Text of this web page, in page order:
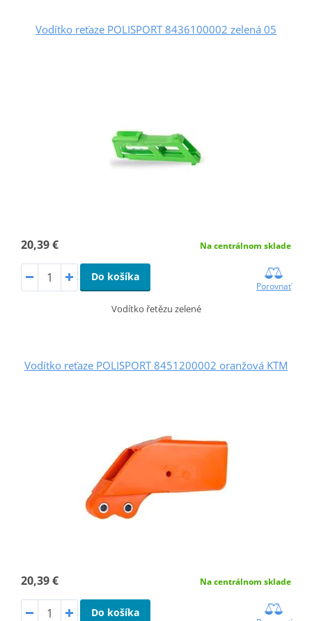
Vodítko reťaze POLISPORT 8436100002 zelená 05
20,39 € Na centrálnom sklade
Do košíka
Porovnať
Vodítko řetězu zelené
Vodítko reťaze POLISPORT 8451200002 oranžová KTM
20,39 € Na centrálnom sklade
Do košíka